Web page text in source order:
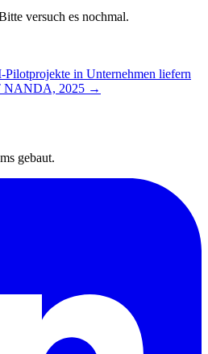
versuch es nochmal.
Pilotprojekte in Unternehmen liefern
NANDA, 2025 →
gebaut.